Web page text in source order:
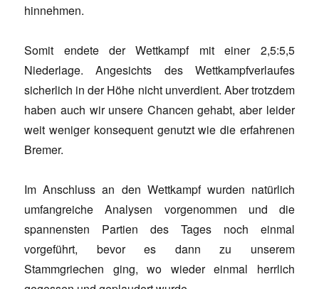
hinnehmen.
Somit endete der Wettkampf mit einer 2,5:5,5
Niederlage. Angesichts des Wettkampfverlaufes
sicherlich in der Höhe nicht unverdient. Aber trotzdem
haben auch wir unsere Chancen gehabt, aber leider
weit weniger konsequent genutzt wie die erfahrenen
Bremer.
Im Anschluss an den Wettkampf wurden natürlich
umfangreiche Analysen vorgenommen und die
spannensten Partien des Tages noch einmal
vorgeführt, bevor es dann zu unserem
Stammgriechen ging, wo wieder einmal herrlich